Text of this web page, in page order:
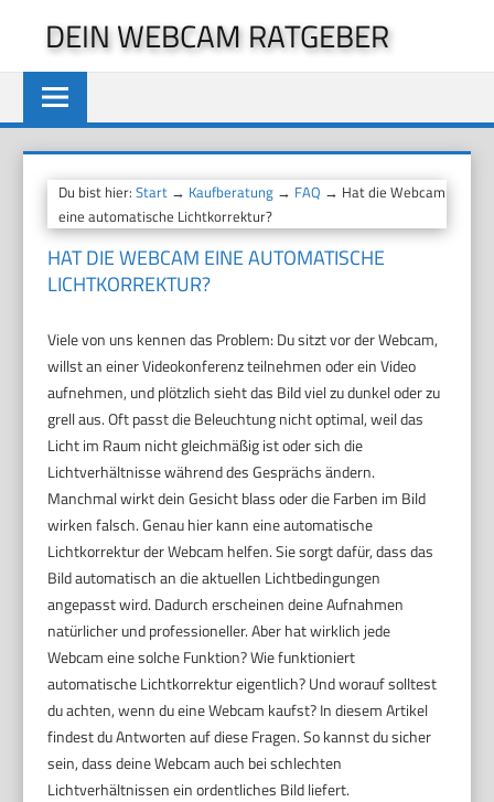
springen
DEIN WEBCAM RATGEBER
Du bist hier:Start → Kaufberatung → FAQ → Hat die Webcam
eine automatische Lichtkorrektur?
HAT DIE WEBCAM EINE AUTOMATISCHE
LICHTKORREKTUR?
Viele von uns kennen das Problem: Du sitzt vor der Webcam,
willst an einer Videokonferenz teilnehmen oder ein Video
aufnehmen, und plötzlich sieht das Bild viel zu dunkel oder zu
grell aus. Oft passt die Beleuchtung nicht optimal, weil das
Licht im Raum nicht gleichmäßig ist oder sich die
Lichtverhältnisse während des Gesprächs ändern.
Manchmal wirkt dein Gesicht blass oder die Farben im Bild
wirken falsch. Genau hier kann eine automatische
Lichtkorrektur der Webcam helfen. Sie sorgt dafür, dass das
Bild automatisch an die aktuellen Lichtbedingungen
angepasst wird. Dadurch erscheinen deine Aufnahmen
natürlicher und professioneller. Aber hat wirklich jede
Webcam eine solche Funktion? Wie funktioniert
automatische Lichtkorrektur eigentlich? Und worauf solltest
du achten, wenn du eine Webcam kaufst? In diesem Artikel
findest du Antworten auf diese Fragen. So kannst du sicher
sein, dass deine Webcam auch bei schlechten
Lichtverhältnissen ein ordentliches Bild liefert.